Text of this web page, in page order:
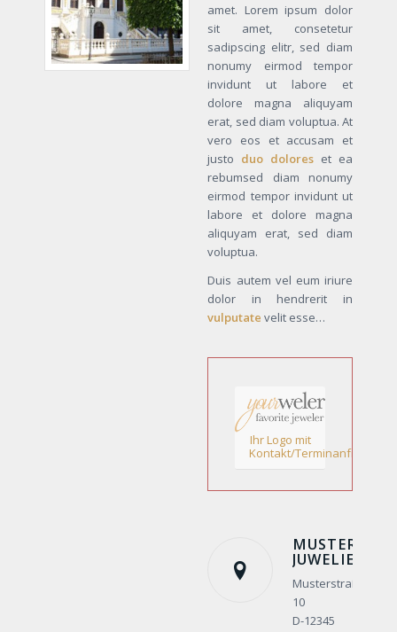
amet. Lorem ipsum dolor
sit amet, consetetur
sadipscing elitr, sed diam
nonumy eirmod tempor
invidunt ut labore et
dolore magna aliquyam
erat, sed diam voluptua. At
vero eos et accusam et
justo duo dolores et ea
rebumsed diam nonumy
eirmod tempor invidunt ut
labore et dolore magna
aliquyam erat, sed diam
voluptua.
Duis autem vel eum iriure
dolor in hendrerit in
vulputate velit esse…
Ihr Logo mit
Kontakt/Terminanfrage!
MUSTER
JUWELIER
Musterstraße
10
D-12345